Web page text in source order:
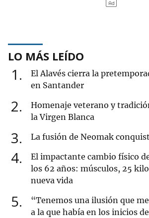
LO MÁS LEÍDO
1
El Alavés cierra la
en Santander
2
Homenaje veterano y
la Virgen Blanca
3 La fusión de Neomak
4
El impactante cambio físico
los 62 años: músculos, 25
nueva vida
5
“Tenemos una ilusión que
a la que había en los inicios